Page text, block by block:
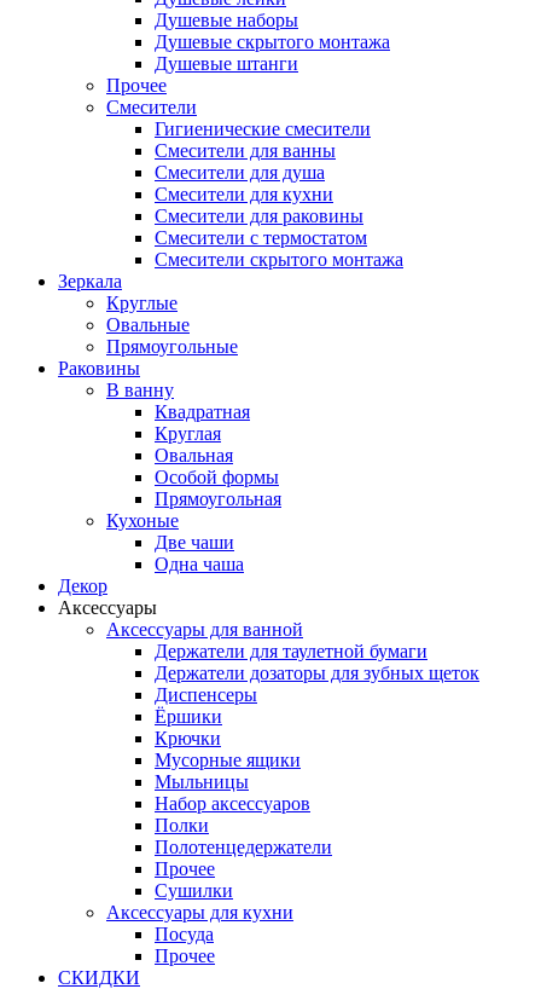
Душевые наборы
Душевые скрытого монтажа
Душевые штанги
Прочее
Смесители
Гигиенические смесители
Смесители для ванны
Смесители для душа
Смесители для кухни
Смесители для раковины
Смесители с термостатом
Смесители скрытого монтажа
Зеркала
Круглые
Овальные
Прямоугольные
Раковины
В ванну
Квадратная
Круглая
Овальная
Особой формы
Прямоугольная
Кухоные
Две чаши
Одна чаша
Декор
Аксессуары
Аксессуары для ванной
Держатели для таулетной бумаги
Держатели дозаторы для зубных щеток
Диспенсеры
Ёршики
Крючки
Мусорные ящики
Мыльницы
Набор аксессуаров
Полки
Полотенцедержатели
Прочее
Сушилки
Аксессуары для кухни
Посуда
Прочее
СКИДКИ